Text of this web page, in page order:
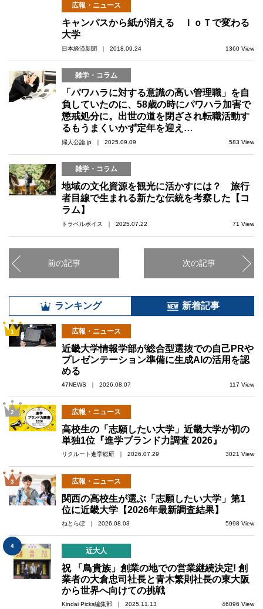
広報・ニュース
キャンパスから紙が消える ＩｏＴで変わる
大学
日本経済新聞 ｜ 2018.09.24 1360 View
雑学・コラム
「パワハラに対する意識の高い管理職」を自
負していたのに、58歳の時にパワハラ加害で
懲戒処分に。出世の道を閉ざされ転職活動す
るもうまくいかず定年を迎え…
婦人公論.jp ｜ 2025.09.09 583 View
雑学・コラム
地域の文化資源を観光に活かすには？ 旅行
者目線で生まれる新たな伝統を考察した【コ
ラム】
トラベルボイス ｜ 2025.07.22 71 View
前の記事 次の記事
ランキング 新着記事
1 広報・ニュース
近畿大学情報学部が総合型選抜での自己PRや
プレゼンテーション準備に生成AIの活用を認
める
47NEWS ｜ 2026.08.07 117 View
2 広報・ニュース
高校生の「志願したい大学」近畿大学が初の
単独1位『進学ブランド力調査 2026』
リクルート進学総研 ｜ 2026.07.29 3021 View
3 広報・ニュース
関西の高校生が選ぶ「志願したい大学」第1
位に近畿大学【2026年最新調査結果】
ねとらぼ ｜ 2026.08.03 5998 View
4
近大人
祝 「鳥貴族」創業の地での営業継続決定! 創
業者の大倉忠司社長と青木繁則社長の東大阪
から世界へ向けての挑戦
Kindai Picks編集部 ｜ 2025.11.13 46096 View